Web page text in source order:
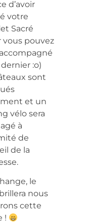
d’avoir
votre
Sacré
vous pouvez
:o)
sont
et un
vélo sera
à
de
de la
le
nous
cette
!